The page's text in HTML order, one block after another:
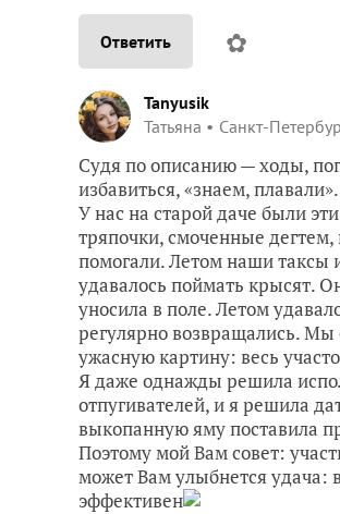
Ответить ✿
Tanyusik
Татьяна
Санкт-
Судя по описанию — ходы,
избавиться, «знаем,
У нас на старой даче были
тряпочки, смоченные
помогали. Летом наши таксы
удавалось поймать крысят.
уносила в поле. Летом
регулярно возвращались. Мы
ужасную картину: весь
Я даже однажды решила
отпугивателей, и я решила
выкопанную яму поставила
Поэтому мой Вам совет:
может Вам улыбнется удача:
эффективен